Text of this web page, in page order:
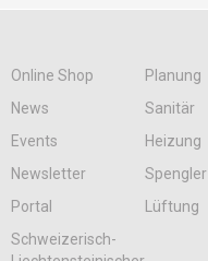
Online Shop
Planung
News
Sanitär
Events
Heizung
Newsletter
Spengler
Portal
Lüftung
Schweizerisch-